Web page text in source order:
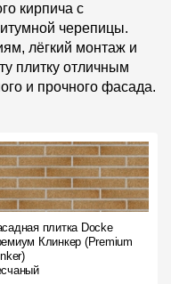
кирпича с
черепицы.
лёгкий монтаж и
плитку отличным
и прочного фасада.
плитка Docke
Клинкер (Premium